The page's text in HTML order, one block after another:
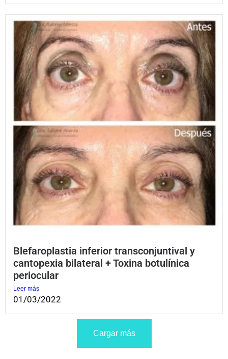
Blefaroplastia inferior transconjuntival y
cantopexia bilateral + Toxina botulínica
periocular
Leer más
01/03/2022
Cargar más